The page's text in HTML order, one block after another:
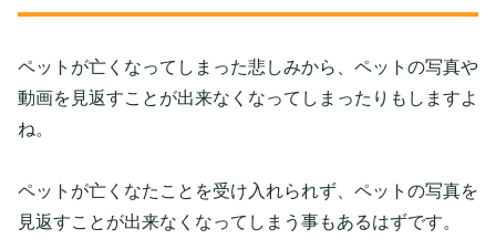
ペットが亡くなってしまった悲しみから、ペットの写真や
動画を見返すことが出来なくなってしまったりもしますよ
ね。
ペットが亡くなたことを受け入れられず、ペットの写真を
見返すことが出来なくなってしまう事もあるはずです。